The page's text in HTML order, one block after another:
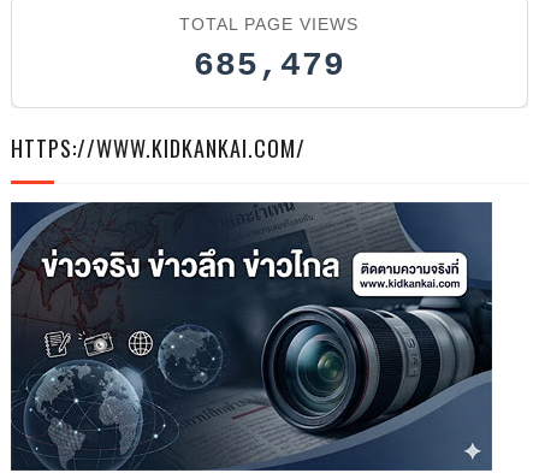
TOTAL PAGE VIEWS
685,479
HTTPS://WWW.KIDKANKAI.COM/